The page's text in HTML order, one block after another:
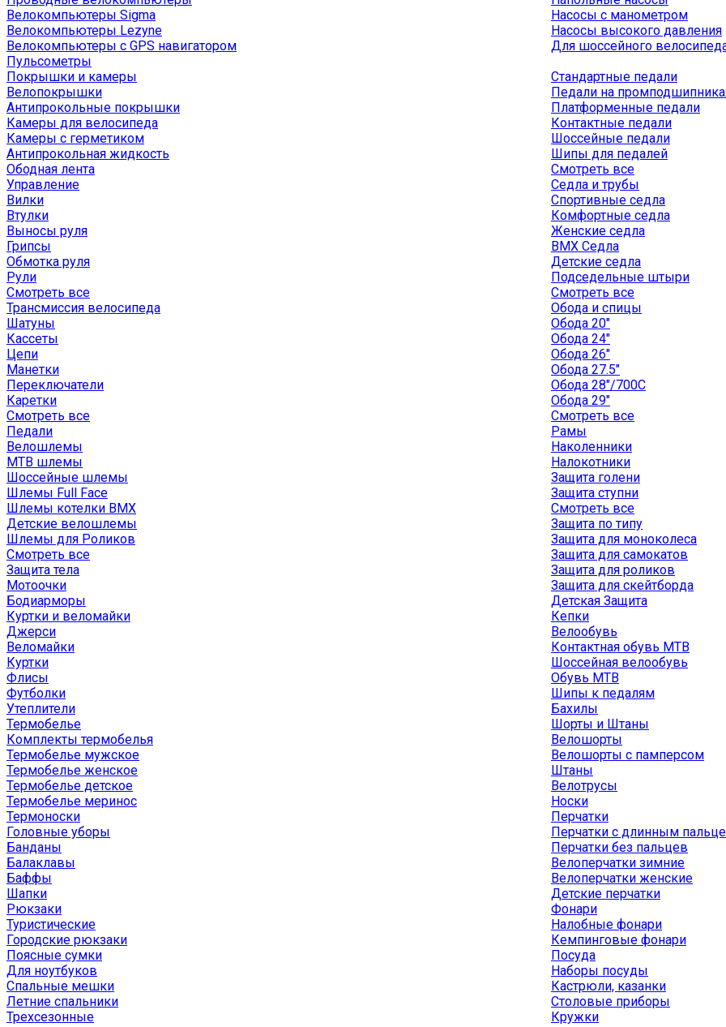
Велокомпьютеры Sigma
Велокомпьютеры Lezyne
Велокомпьютеры с GPS навигатором
Пульсометры
Насосы с манометром
Насосы высокого давления
Для шоссейного
Покрышки и камеры
Велопокрышки
Антипрокольные покрышки
Камеры для велосипеда
Камеры с герметиком
Антипрокольная жидкость
Ободная лента
Управление
Вилки
Втулки
Выносы руля
Грипсы
Обмотка руля
Рули
Смотреть все
Трансмиссия велосипеда
Шатуны
Кассеты
Цепи
Манетки
Переключатели
Каретки
Смотреть все
Педали
Стандартные педали
Педали на
Платформенные педали
Контактные педали
Шоссейные педали
Шипы для педалей
Смотреть все
Седла и трубы
Спортивные седла
Комфортные седла
Женские седла
BMX Седла
Детские седла
Подседельные штыри
Смотреть все
Обода и спицы
Обода 20"
Обода 24"
Обода 26"
Обода 27.5"
Обода 28"/700C
Обода 29"
Смотреть все
Рамы
Велошлемы
MTB шлемы
Шоссейные шлемы
Шлемы Full Face
Шлемы котелки BMX
Детские велошлемы
Шлемы для Роликов
Смотреть все
Защита тела
Мотоочки
Бодиарморы
Наколенники
Налокотники
Защита голени
Защита ступни
Смотреть все
Защита по типу
Защита для моноколеса
Защита для самокатов
Защита для роликов
Защита для скейтборда
Детская Защита
Куртки и веломайки
Джерси
Веломайки
Куртки
Флисы
Футболки
Утеплители
Термобелье
Комплекты термобелья
Термобелье мужское
Термобелье женское
Термобелье детское
Термобелье меринос
Термоноски
Головные уборы
Банданы
Балаклавы
Баффы
Шапки
Кепки
Велообувь
Контактная обувь MTB
Шоссейная велообувь
Обувь MTB
Шипы к педалям
Бахилы
Шорты и Штаны
Велошорты
Велошорты с памперсом
Штаны
Велотрусы
Носки
Перчатки
Перчатки с длинным
Перчатки без пальцев
Велоперчатки зимние
Велоперчатки женские
Детские перчатки
Рюкзаки
Туристические
Городские рюкзаки
Поясные сумки
Для ноутбуков
Спальные мешки
Летние спальники
Трехсезонные
Фонари
Налобные фонари
Кемпинговые фонари
Посуда
Наборы посуды
Кастрюли, казанки
Столовые приборы
Кружки